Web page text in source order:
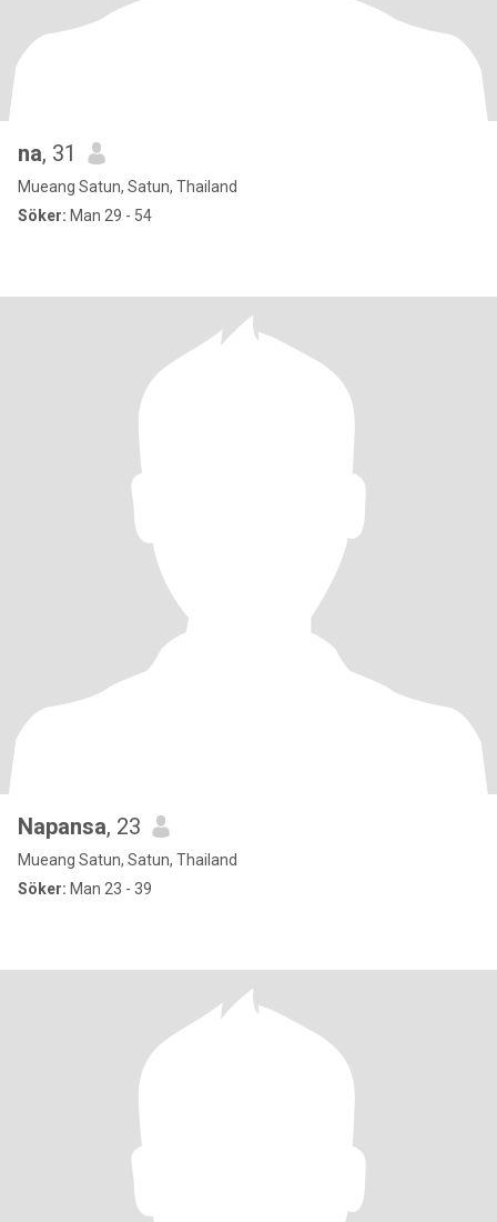
na, 31
Mueang Satun, Satun, Thailand
Söker: Man 29 - 54
Napansa, 23
Mueang Satun, Satun, Thailand
Söker: Man 23 - 39